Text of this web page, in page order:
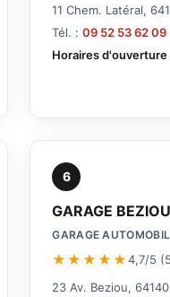
11 Chem. Latéral,
Tél. :09 52 53 62 09
Horaires d'ouverture
6
GARAGE BEZIOU
GARAGE
★★★★★4,7/5
23 Av. Beziou,